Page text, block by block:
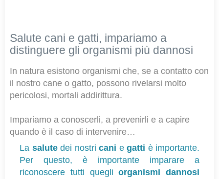
Salute cani e gatti, impariamo a
distinguere gli organismi più dannosi
In natura esistono organismi che, se a contatto con
il nostro cane o gatto, possono rivelarsi molto
pericolosi, mortali addirittura.
Impariamo a conoscerli, a prevenirli e a capire
quando è il caso di intervenire…
La salute dei nostri cani e gatti è importante.
Per questo, è importante imparare a
riconoscere tutti quegliorganismi dannosi